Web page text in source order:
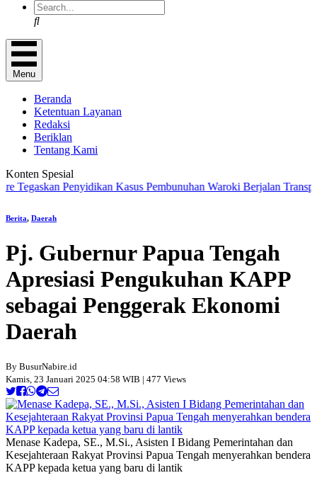
Search
Menu
Beranda
Ketentuan Layanan
Redaksi
Beriklan
Tentang Kami
Konten Spesial
Kasus Pembunuhan Waroki Berjalan Transparan Berbasis
Berita, Daerah
Pj. Gubernur Papua Tengah
Apresiasi Pengukuhan KAPP
sebagai Penggerak Ekonomi
Daerah
By BusurNabire.id
Kamis, 23 Januari 2025 04:58 WIB | 477 Views
Menase Kadepa, SE., M.Si., Asisten I Bidang Pemerintahan dan
Kesejahteraan Rakyat Provinsi Papua Tengah menyerahkan bendera
KAPP kepada ketua yang baru di lantik